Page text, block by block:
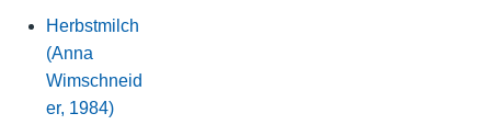
Herbstmilch
(Anna
Wimschneid
er, 1984)